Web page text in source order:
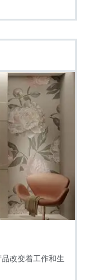
改变着工作和生